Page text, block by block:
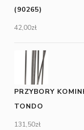
(90265)
42,00zł
PRZYBORY
TONDO
131,50zł